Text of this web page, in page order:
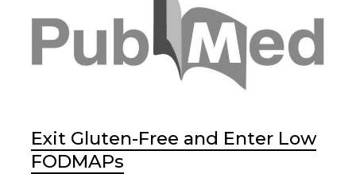
Exit Gluten-Free and Enter Low
FODMAPs